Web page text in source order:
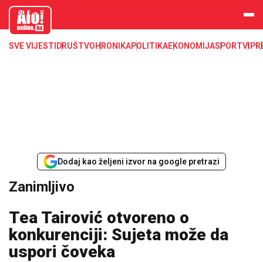
aloonline.b
SVE VIJESTI DRUŠTVOHRONIKAPOLITIKAEKONOMIJASPORTVIP
Dodaj kao željeni izvor na google pretrazi
Zanimljivo
Tea Tairović otvoreno o
konkurenciji: Sujeta može da
uspori čoveka